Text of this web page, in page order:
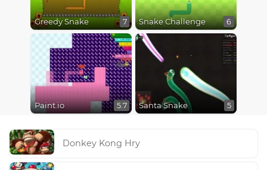
Greedy Snake 7 Snake Challenge 6
Paint.io 5.7 Santa Snake 5
Donkey Kong Hry